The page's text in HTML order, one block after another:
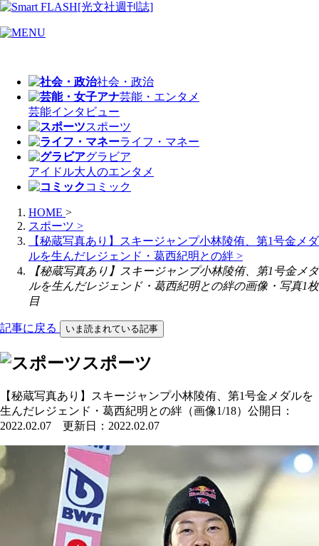
社会・政治
芸能・エンタメ
芸能インタビュー
スポーツ
ライフ・マネー
グラビア
アイドル大人のエンタメ
コミック
HOME >
スポーツ >
【秘蔵写真あり】スキージャンプ小林陵侑、第1号金メダ
ルを生んだレジェンド・葛西紀明との絆 >
【秘蔵写真あり】スキージャンプ小林陵侑、第1号金メダ
ルを生んだレジェンド・葛西紀明との絆の画像・写真1枚
目
記事に戻る いま読まれている記事
スポーツ
【秘蔵写真あり】スキージャンプ小林陵侑、第1号金メダルを
生んだレジェンド・葛西紀明との絆（画像1/18） 公開日：
2022.02.07 更新日：2022.02.07